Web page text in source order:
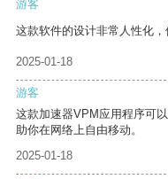
游客
这款软件的设计非常人性化，
2025-01-18
游客
这款加速器VPM应用程序可
助你在网络上自由移动。
2025-01-18